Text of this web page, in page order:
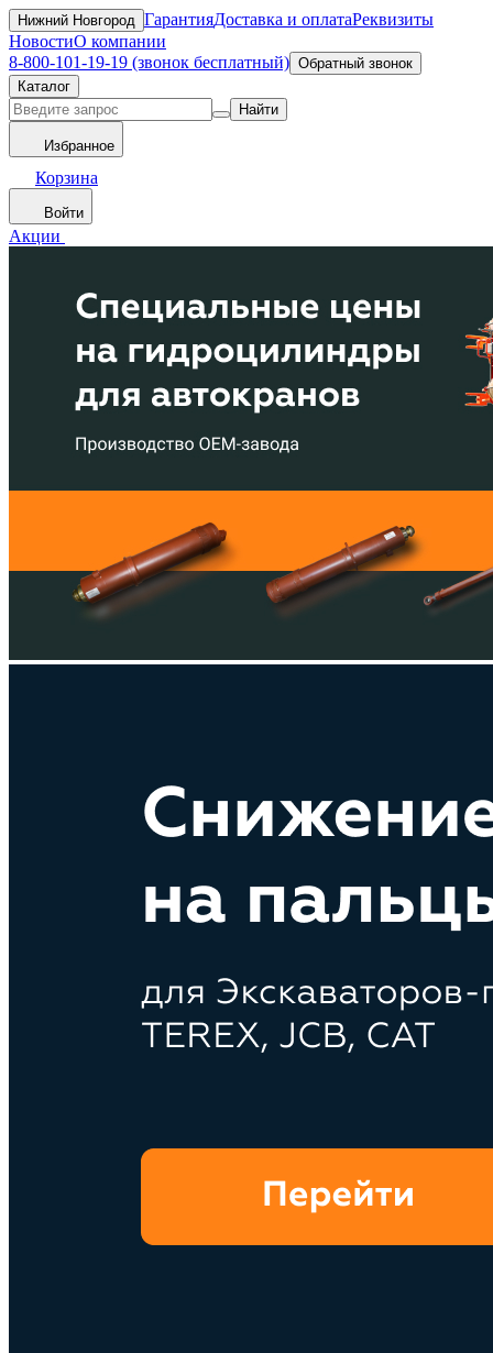
Нижний Новгород ГарантияДоставка и оплатаРеквизиты
НовостиО компании
8-800-101-19-19 (звонок бесплатный) Обратный звонок
Каталог
Найти
Избранное
Корзина
Войти
Акции